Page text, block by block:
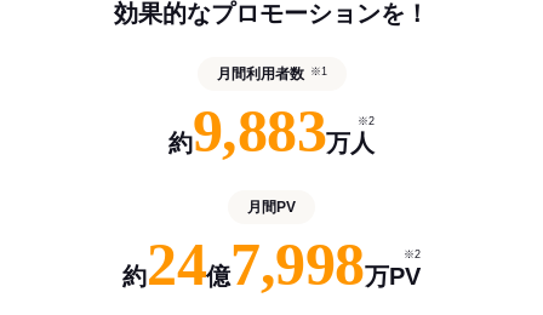
効果的なプロモーションを！
月間利用者数 ※1
約9,883万人
※2
月間PV
約24億7,998万PV
※2